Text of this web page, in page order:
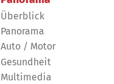
Überblick
Panorama
Auto / Motor
Gesundheit
Multimedia